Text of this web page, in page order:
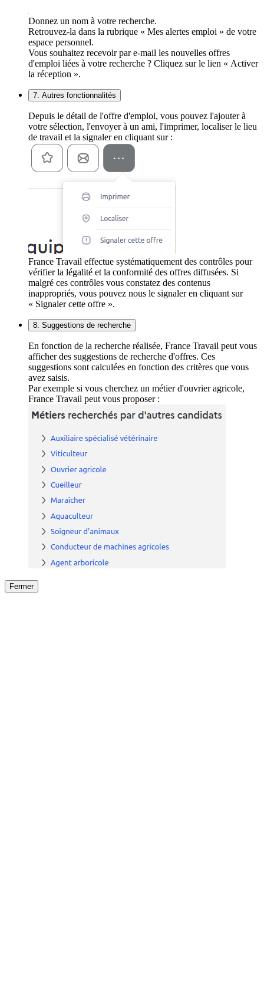
Donnez un nom à votre recherche.
Retrouvez-la dans la rubrique « Mes alertes emploi » de votre
espace personnel.
Vous souhaitez recevoir par e-mail les nouvelles offres
d'emploi liées à votre recherche ? Cliquez sur le lien « Activer
la réception ».
7. Autres fonctionnalités
Depuis le détail de l'offre d'emploi, vous pouvez l'ajouter à
votre sélection, l'envoyer à un ami, l'imprimer, localiser le lieu
de travail et la signaler en cliquant sur :
France Travail effectue systématiquement des contrôles pour
vérifier la légalité et la conformité des offres diffusées. Si
malgré ces contrôles vous constatez des contenus
inappropriés, vous pouvez nous le signaler en cliquant sur
« Signaler cette offre ».
8. Suggestions de recherche
En fonction de la recherche réalisée, France Travail peut vous
afficher des suggestions de recherche d'offres. Ces
suggestions sont calculées en fonction des critères que vous
avez saisis.
Par exemple si vous cherchez un métier d'ouvrier agricole,
France Travail peut vous proposer :
Fermer